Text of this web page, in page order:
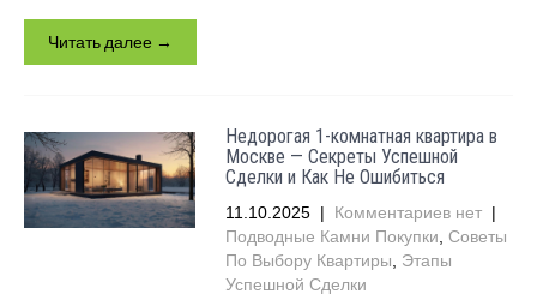
Читать далее →
Недорогая 1-комнатная квартира в
Москве — Секреты Успешной
Сделки и Как Не Ошибиться
11.10.2025 | Комментариев нет |
Подводные Камни Покупки Советы
По Выбору Квартиры
Этапы
Успешной Сделки